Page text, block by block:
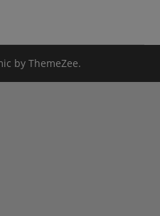
by ThemeZee.